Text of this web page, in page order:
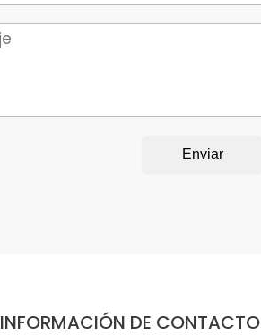
Enviar
INFORMACIÓN DE CONTACTO